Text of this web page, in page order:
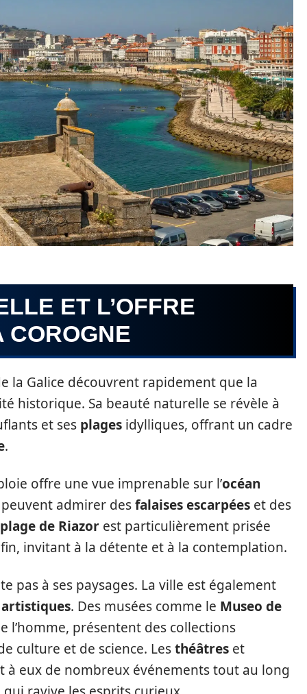
ET L’OFFRE
COROGNE
la Galice découvrent rapidement que la
historique. Sa beauté naturelle se révèle à
et ses plages idylliques, offrant un cadre
.
offre une vue imprenable sur l’océan
admirer desfalaises escarpées et des
plage de Riazor est particulièrement prisée
invitant à la détente et à la contemplation.
pas à ses paysages. La ville est également
artistiques. Des musées comme le Museo de
l’homme, présentent des collections
culture et de science. Lesthéâtres et
à eux de nombreux événements tout au long